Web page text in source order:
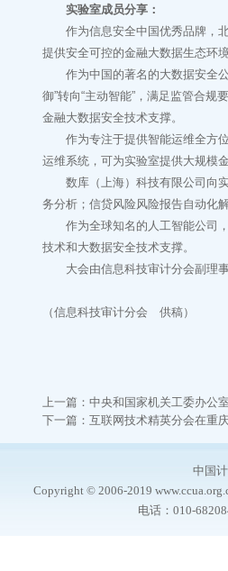
实验室成员分享：
作为信息安全中国优秀品牌，北
提供安全可控的金融大数据生态环
作为中国的著名的大数据安全公
御”转向“主动智能”，满足监管合
金融大数据安全技术支撑。
作为专注于提供智能运维全方位
运维系统，可为实验室提供大规模
数库（上海）科技有限公司向实
务分析；信贷风险风险报告自动化
作为全球知名的人工智能公司，
技术和大数据安全技术支撑。
大会由信息科技审计分会副理
（信息科技审计分会 供稿）
上一篇： 中央和国家机关工委办公
下一篇： 互联网技术精英分会在重
中国
Copyright © 2006-2019
电话：010-